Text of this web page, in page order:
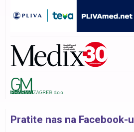
Pratite nas na Facebook-u